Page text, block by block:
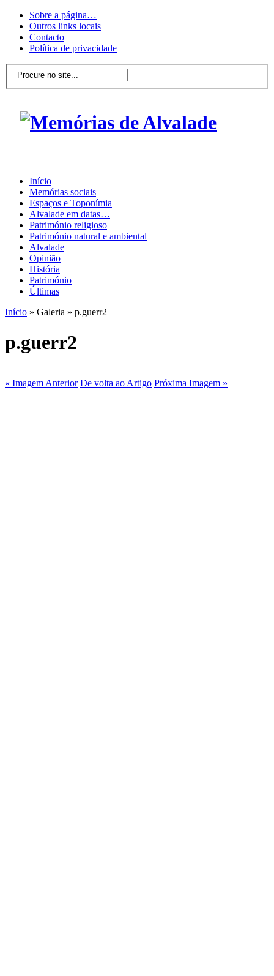
Sobre a página…
Outros links locais
Contacto
Política de privacidade
Início
Memórias sociais
Espaços e Toponímia
Alvalade em datas…
Património religioso
Património natural e ambiental
Alvalade
Opinião
História
Património
Últimas
Início » Galeria » p.guerr2
p.guerr2
« Imagem Anterior De volta ao Artigo Próxima Imagem »